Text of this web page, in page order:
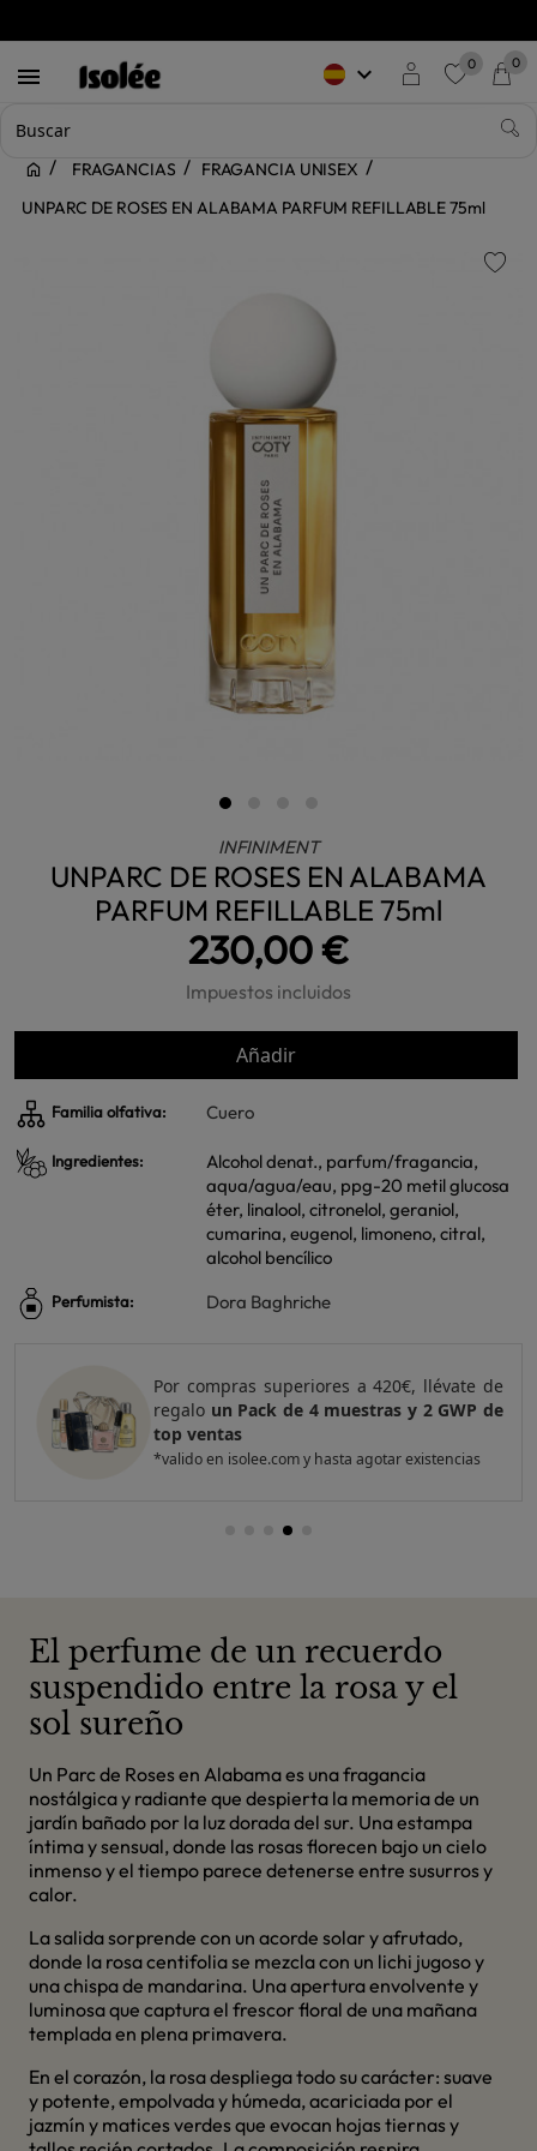
 keyboard_arrow_down 0 0
FRAGANCIAS
FRAGANCIA UNISEX
UNPARC DE ROSES EN ALABAMA PARFUM REFILLABLE 75ml
INFINIMENT
UNPARC DE ROSES EN ALABAMA
PARFUM REFILLABLE 75ml
230,00 €
Impuestos incluidos
Añadir
Familia olfativa: Cuero
Ingredientes:
Alcohol denat., parfum/fragancia,
aqua/agua/eau, ppg-20 metil glucosa
éter, linalool, citronelol, geraniol,
cumarina, eugenol, limoneno, citral,
alcohol bencílico
Perfumista: Dora Baghriche
Por compras superiores a 420€, llévate de
regalo un Pack de 4 muestras y 2 GWP de
top ventas
*valido en isolee.com y hasta agotar existencias
El perfume de un recuerdo
suspendido entre la rosa y el
sol sureño
Un Parc de Roses en Alabama es una fragancia
nostálgica y radiante que despierta la memoria de un
jardín bañado por la luz dorada del sur. Una estampa
íntima y sensual, donde las rosas florecen bajo un cielo
inmenso y el tiempo parece detenerse entre susurros y
calor.
La salida sorprende con un acorde solar y afrutado,
donde la rosa centifolia se mezcla con un lichi jugoso y
una chispa de mandarina. Una apertura envolvente y
luminosa que captura el frescor floral de una mañana
templada en plena primavera.
En el corazón, la rosa despliega todo su carácter: suave
y potente, empolvada y húmeda, acariciada por el
jazmín y matices verdes que evocan hojas tiernas y